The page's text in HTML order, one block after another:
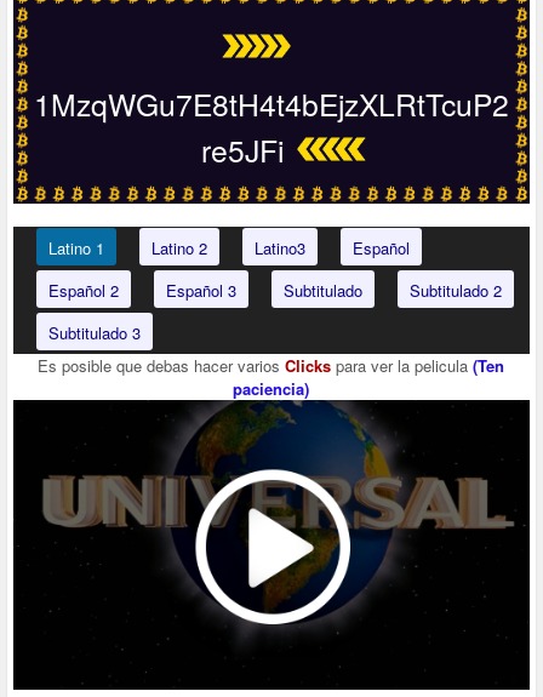
1MzqWGu7E8tH4t4bEjzXLRtTcuP2
re5JFi
Latino 1 Latino 2 Latino3
Español
Español 2
Español 3 Subtitulado
Subtitulado 2
Subtitulado 3
Es posible que debas hacer variosClicks para ver la pelicula(Ten
paciencia)